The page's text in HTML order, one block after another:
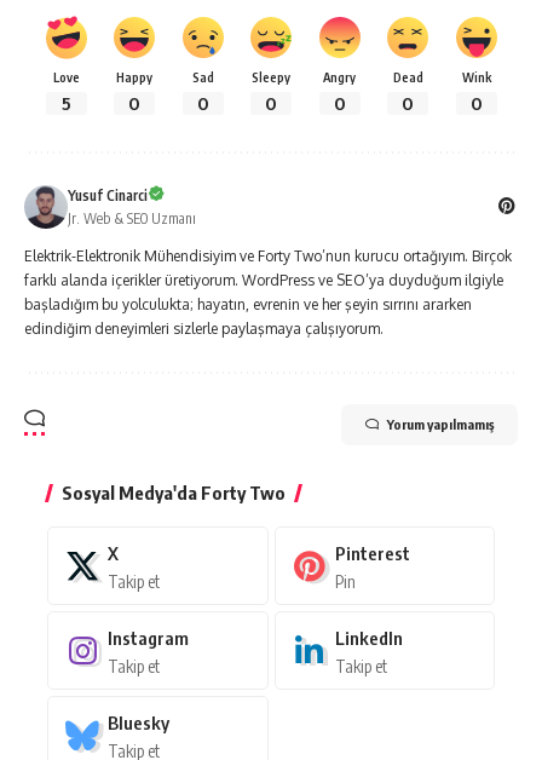
Love
5
Happy
0
Sad
0
Sleepy
0
Angry
0
Dead
0
Wink
0
Yusuf Cinarci
Jr. Web & SEO Uzmanı
Elektrik-Elektronik Mühendisiyim ve Forty Two’nun kurucu ortağıyım. Birçok
farklı alanda içerikler üretiyorum. WordPress ve SEO’ya duyduğum ilgiyle
başladığım bu yolculukta; hayatın, evrenin ve her şeyin sırrını ararken
edindiğim deneyimleri sizlerle paylaşmaya çalışıyorum.
Yorum yapılmamış
Sosyal Medya'da Forty Two
X
Takip et
Pinterest
Pin
Instagram
Takip et
LinkedIn
Takip et
Bluesky
Takip et